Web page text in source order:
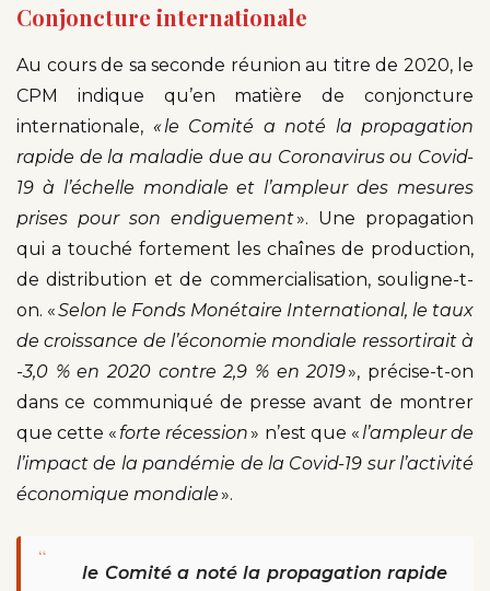
Conjoncture internationale
Au cours de sa seconde réunion au titre de 2020, le
CPM indique qu’en matière de conjoncture
internationale, « le Comité a noté la propagation
rapide de la maladie due au Coronavirus ou Covid-
19 à l’échelle mondiale et l’ampleur des mesures
prises pour son endiguement». Une propagation
qui a touché fortement les chaînes de production,
de distribution et de commercialisation, souligne-t-
on. «Selon le Fonds Monétaire International, le taux
de croissance de l’économie mondiale ressortirait à
-3,0 % en 2020 contre 2,9 % en 2019», précise-t-on
dans ce communiqué de presse avant de montrer
que cette « forte récession» n’est que «l’ampleur de
l’impact de la pandémie de la Covid-19 sur l’activité
économique mondiale».
“
le Comité a noté la propagation rapide